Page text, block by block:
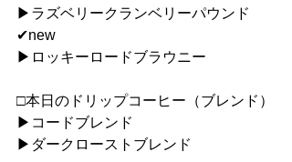
▶︎ラズベリークランベリーパウンド
✔︎new
▶︎ロッキーロードブラウニー
□本日のドリップコーヒー（ブレンド）
▶︎コードブレンド
▶︎ダークローストブレンド